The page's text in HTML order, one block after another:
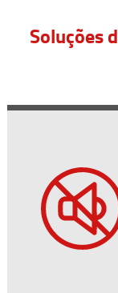
Soluções